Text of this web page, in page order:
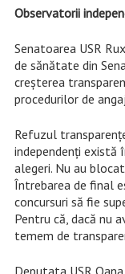
Observatorii
Senatoarea USR
de sănătate din
creșterea
procedurilor de
Refuzul
independenți există
alegeri. Nu au
Întrebarea de final
concursuri să fie
Pentru că, dacă nu
temem de